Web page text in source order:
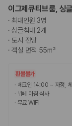
일반자차: 사고
완전자차: 보상
다.
슈퍼자차:
2000만 고객
카모아는 제주렌트카
격비교 플랫폼입니다.
누적 이용 고객수
이그제큐티브룸, 싱
· 최대인원 3명
·싱글침대 2개
· 도시 전망
·객실 면적 55m²
환불불가
· 체크인 14:00 ~ 자정,
· 뷔페 아침 식사
· 무료 WiFi